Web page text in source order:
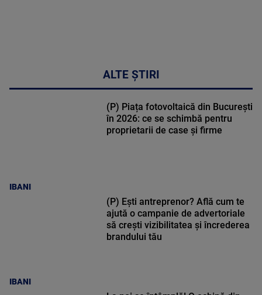
ALTE ȘTIRI
IBANI
(P) Piața fotovoltaică din București
în 2026: ce se schimbă pentru
proprietarii de case și firme
IBANI
(P) Ești antreprenor? Află cum te
ajută o campanie de advertoriale
să crești vizibilitatea și încrederea
brandului tău